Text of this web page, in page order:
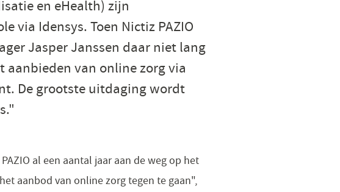
en eHealth) zijn
via Idensys. Toen Nictiz PAZIO
Jasper Janssen daar niet lang
aanbieden van online zorg via
De grootste uitdaging wordt
al een aantal jaar aan de weg op het
aanbod van online zorg tegen te gaan",